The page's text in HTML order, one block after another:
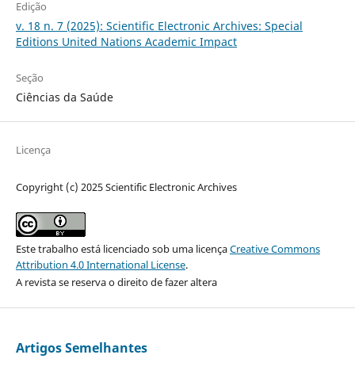
Edição
v. 18 n. 7 (2025): Scientific Electronic Archives: Special
Editions United Nations Academic Impact
Seção
Ciências da Saúde
Licença
Copyright (c) 2025 Scientific Electronic Archives
Este trabalho está licenciado sob uma licençaCreative Commons
Attribution 4.0 International License.
A revista se reserva o direito de fazer altera
Artigos Semelhantes